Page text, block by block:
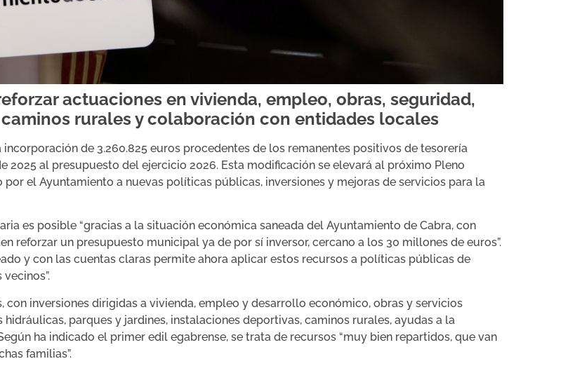
actuaciones en vivienda, empleo, obras, seguridad,
rurales y colaboración con entidades locales
de 3.260.825 euros procedentes de los remanentes positivos de tesorería
al presupuesto del ejercicio 2026. Esta modificación se elevará al próximo Pleno
el Ayuntamiento a nuevas políticas públicas, inversiones y mejoras de servicios para la
es posible “gracias a la situación económica saneada del Ayuntamiento de Cabra, con
reforzar un presupuesto municipal ya de por sí inversor, cercano a los 30 millones de euros”.
y con las cuentas claras permite ahora aplicar estos recursos a políticas públicas de
inversiones dirigidas a vivienda, empleo y desarrollo económico, obras y servicios
parques y jardines, instalaciones deportivas, caminos rurales, ayudas a la
ha indicado el primer edil egabrense, se trata de recursos “muy bien repartidos, que van
familias”.